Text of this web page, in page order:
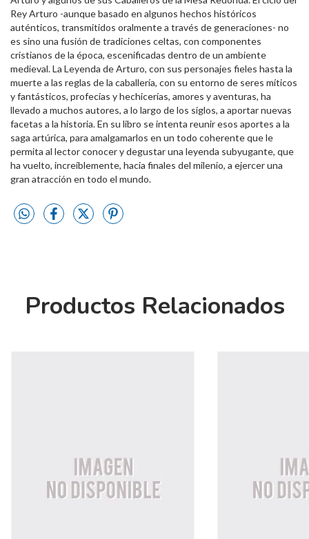
Rey Arturo -aunque basado en algunos hechos históricos
auténticos, transmitidos oralmente a través de generaciones- no
es sino una fusión de tradiciones celtas, con componentes
cristianos de la época, escenificadas dentro de un ambiente
medieval. La Leyenda de Arturo, con sus personajes fieles hasta la
muerte a las reglas de la caballería, con su entorno de seres míticos
y fantásticos, profecías y hechicerías, amores y aventuras, ha
llevado a muchos autores, a lo largo de los siglos, a aportar nuevas
facetas a la historia. En su libro se intenta reunir esos aportes a la
saga artúrica, para amalgamarlos en un todo coherente que le
permita al lector conocer y degustar una leyenda subyugante, que
ha vuelto, increíblemente, hacia finales del milenio, a ejercer una
gran atracción en todo el mundo.
Productos Relacionados